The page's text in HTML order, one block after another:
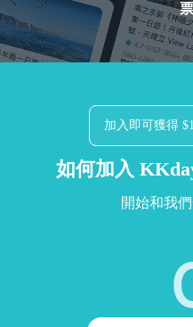
加入即可獲得
如何加入
開始和我